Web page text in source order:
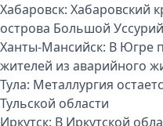
Хабаровск: Хабаровский
острова Большой
Ханты-Мансийск: В Югре
жителей из аварийного
Тула: Металлургия
Тульской области
Иркутск: В Иркутской